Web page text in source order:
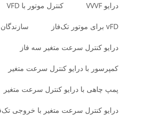
درایو VVVF کنترل موتور با VFD
vFD برای موتور تک‌فاز سازندگان VFD
درایو کنترل سرعت متغیر سه فاز
کمپرسور با درایو کنترل سرعت متغیر
پمپ چاهی با درایو کنترل سرعت متغیر
درایو کنترل سرعت متغیر با خروجی